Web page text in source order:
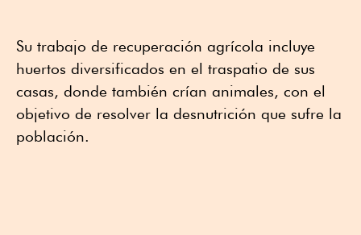
Su trabajo de recuperación agrícola incluye
huertos diversificados en el traspatio de sus
casas, donde también crían animales, con el
objetivo de resolver la desnutrición que sufre la
población.